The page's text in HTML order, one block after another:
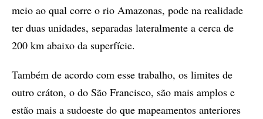
meio ao qual corre o rio Amazonas, pode na realidade
ter duas unidades, separadas lateralmente a cerca de
200 km abaixo da superfície.
Também de acordo com esse trabalho, os limites de
outro cráton, o do São Francisco, são mais amplos e
estão mais a sudoeste do que mapeamentos anteriores